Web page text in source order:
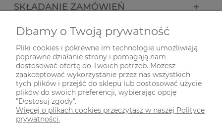
SKŁADANIE ZAMÓWIEŃ
INFORMACJE
ODWIEDŹ NAS NA
Dbamy o Twoją prywatność
Pliki cookies i pokrewne im technologie umożliwiają
poprawne działanie strony i pomagają nam
dostosować ofertę do Twoich potrzeb. Możesz
zaakceptować wykorzystanie przez nas wszystkich
tych plików i przejść do sklepu lub dostosować użycie
plików do swoich preferencji, wybierając opcję
"Dostosuj zgody".
Więcej o plikach cookies przeczytasz w naszej Polityce
prywatności.